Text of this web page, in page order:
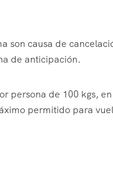
son causa de
de anticipación.
persona de 100 kgs,
permitido para